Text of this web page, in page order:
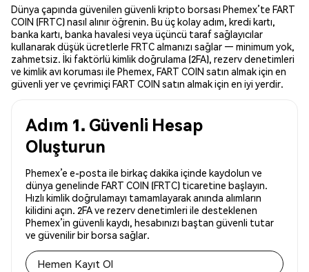
Dünya çapında güvenilen güvenli kripto borsası Phemex’te FART
COIN (FRTC) nasıl alınır öğrenin. Bu üç kolay adım, kredi kartı,
banka kartı, banka havalesi veya üçüncü taraf sağlayıcılar
kullanarak düşük ücretlerle FRTC almanızı sağlar — minimum yok,
zahmetsiz. İki faktörlü kimlik doğrulama (2FA), rezerv denetimleri
ve kimlik avı koruması ile Phemex, FART COIN satın almak için en
güvenli yer ve çevrimiçi FART COIN satın almak için en iyi yerdir.
Adım 1. Güvenli Hesap
Oluşturun
Phemex’e e-posta ile birkaç dakika içinde kaydolun ve
dünya genelinde FART COIN (FRTC) ticaretine başlayın.
Hızlı kimlik doğrulamayı tamamlayarak anında alımların
kilidini açın. 2FA ve rezerv denetimleri ile desteklenen
Phemex’in güvenli kaydı, hesabınızı baştan güvenli tutar
ve güvenilir bir borsa sağlar.
Hemen Kayıt Ol